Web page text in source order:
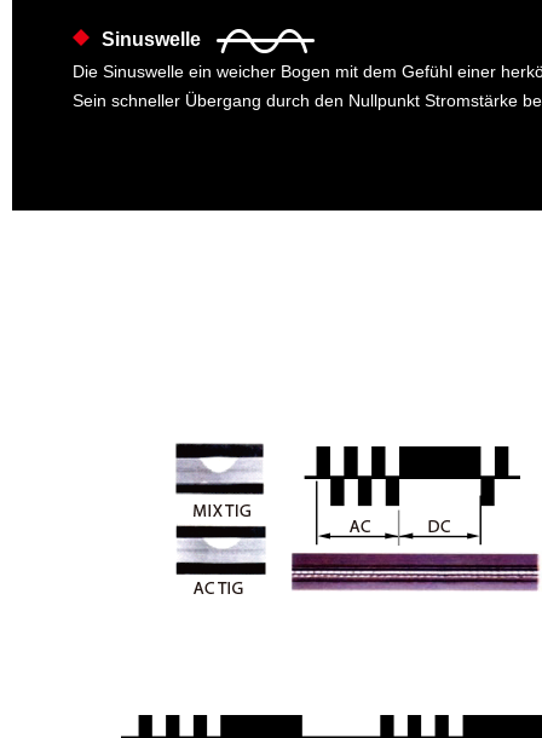
Sinuswelle
Die Sinuswelle ein weicher Bogen mit dem Gefühl einer
Sein schneller Übergang durch den Nullpunkt Stromstärke